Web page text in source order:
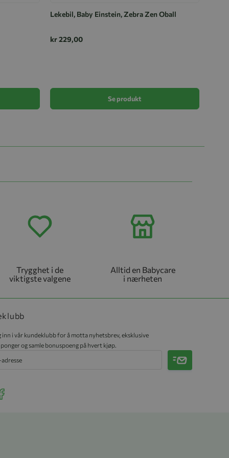
Lekebil, Baby Einstein, Zebra Zen Oball
kr 229,00
Se produkt
Trygghet i de
viktigste valgene
Alltid en Babycare
i nærheten
inn i vår kundeklubb for å motta nyhetsbrev, eksklusive
og samle bonuspoeng på hvert kjøp.
Meld på
our Facebook